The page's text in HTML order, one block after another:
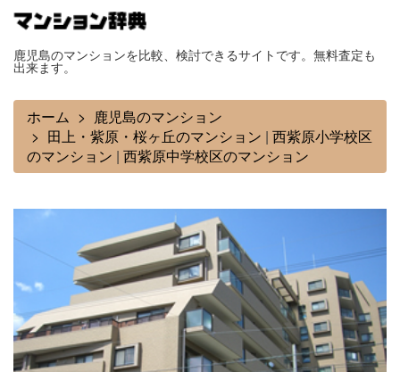
鹿児島のマンションを比較、検討できるサイトです。無料査定も
出来ます。
ホーム
鹿児島のマンション
田上・紫原・桜ヶ丘のマンション | 西紫原小学校区
のマンション | 西紫原中学校区のマンション